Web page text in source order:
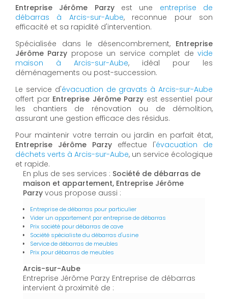
Entreprise Jérôme Parzyest une entreprise de
débarras à Arcis-sur-Aube, reconnue pour son
efficacité et sa rapidité d'intervention.
Spécialisée dans le désencombrement, Entreprise
Jérôme Parzy propose un service complet devide
maison à Arcis-sur-Aube, idéal pour les
déménagements ou post-succession.
Le service d'évacuation de gravats à Arcis-sur-Aube
offert par Entreprise Jérôme Parzy est essentiel pour
les chantiers de rénovation ou de démolition,
assurant une gestion efficace des résidus.
Pour maintenir votre terrain ou jardin en parfait état,
Entreprise Jérôme Parzy effectue l'évacuation de
déchets verts à Arcis-sur-Aube, un service écologique
et rapide.
En plus de ses services : Société de débarras de
maison et appartement, Entreprise Jérôme
Parzy vous propose aussi :
Entreprise de débarras pour particulier
Vider un appartement par entreprise de débarras
Prix société pour débarras de cave
Société spécialiste du débarras d'usine
Service de débarras de meubles
Prix pour débarras de meubles
Arcis-sur-Aube
Entreprise Jérôme Parzy Entreprise de débarras
intervient à proximité de :